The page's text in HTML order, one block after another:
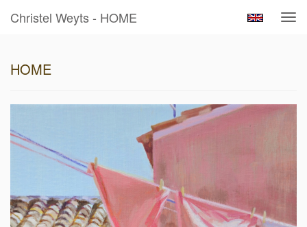
Christel Weyts - HOME
HOME